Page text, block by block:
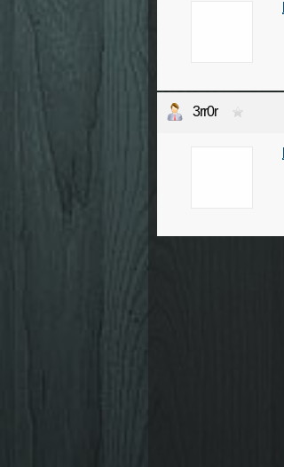
3rr0r